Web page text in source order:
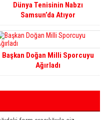
Dünya Tenisinin Nabzı
Samsun’da Atıyor
Başkan Doğan Milli Sporcuyu
Ağırladı